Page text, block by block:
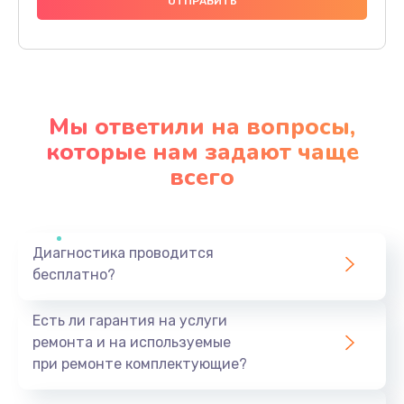
Заказать
Замена уплотнительных элементов
Чистка и настройка кофемолки
Заказать
Мы ответили на вопросы,
которые нам задают чаще
всего
Диагностика проводится
бесплатно?
Есть ли гарантия на услуги
ремонта и на используемые
при ремонте комплектующие?